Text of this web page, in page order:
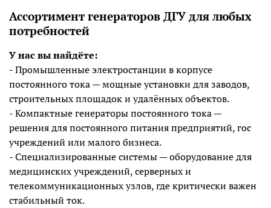
Ассортимент генераторов ДГУ для любых
потребностей
У нас вы найдёте:
- Промышленные электростанции в корпусе
постоянного тока — мощные установки для заводов,
строительных площадок и удалённых объектов.
- Компактные генераторы постоянного тока —
решения для постоянного питания предприятий, гос
учреждений или малого бизнеса.
- Специализированные системы — оборудование для
медицинских учреждений, серверных и
телекоммуникационных узлов, где критически важен
стабильный ток.